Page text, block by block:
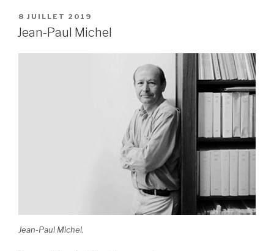
c
e
b
tt
er
ail
et er
PUBLIÉ
LE
8 JUILLET 2019
Jean-Paul Michel
Jean-Paul Michel.